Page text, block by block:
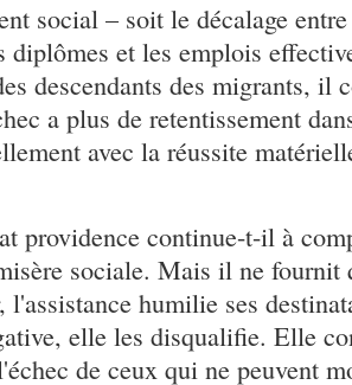
social – soit le décalage
diplômes et les emplois
descendants des migrants, il
a plus de retentissement
avec la réussite
providence continue-t-il à
sociale. Mais il ne fournit
l'assistance humilie ses
elle les disqualifie. Elle
de ceux qui ne peuvent